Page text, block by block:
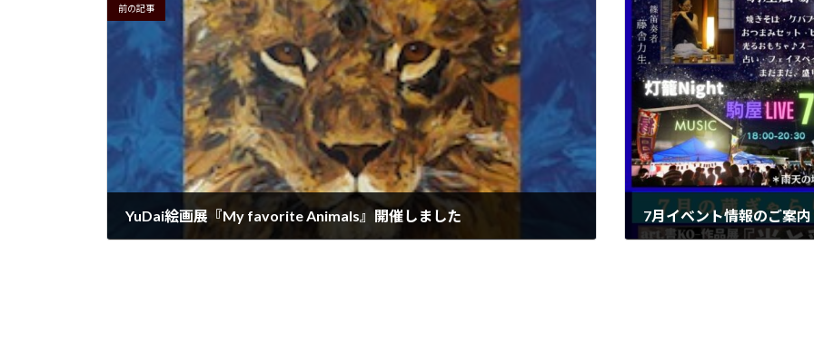
前の記事
YuDai絵画展『My favorite Animals』開催しました 7月イベント情報のご案内